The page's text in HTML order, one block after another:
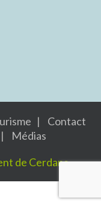
Contact
Médias
de Cerdans